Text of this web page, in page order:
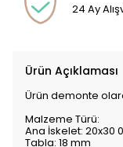
24 Ay
Ürün Açıklaması
Ürün demonte
Malzeme Türü:
Ana İskelet: 20x30
Tabla: 18 mm